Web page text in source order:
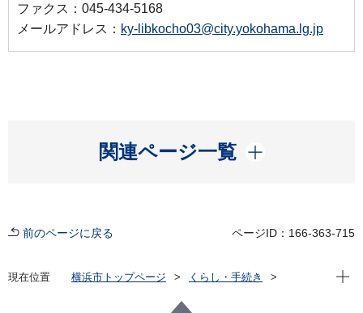
ファクス：045-434-5168
メールアドレス： ky-libkocho03@city.yokohama.lg.jp
関連ページ一覧
開く
前のページに戻る ページID：166-363-715
現在位置 横浜市トップページ
くらし・手続き
神奈川区デジタルライブラリー
現在